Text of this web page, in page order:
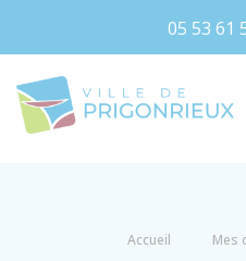
05 53 61
Accueil Mes